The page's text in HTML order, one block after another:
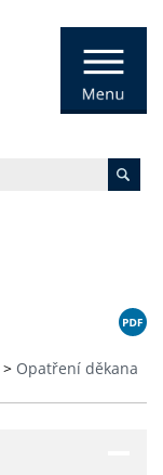
> Opatření děkana